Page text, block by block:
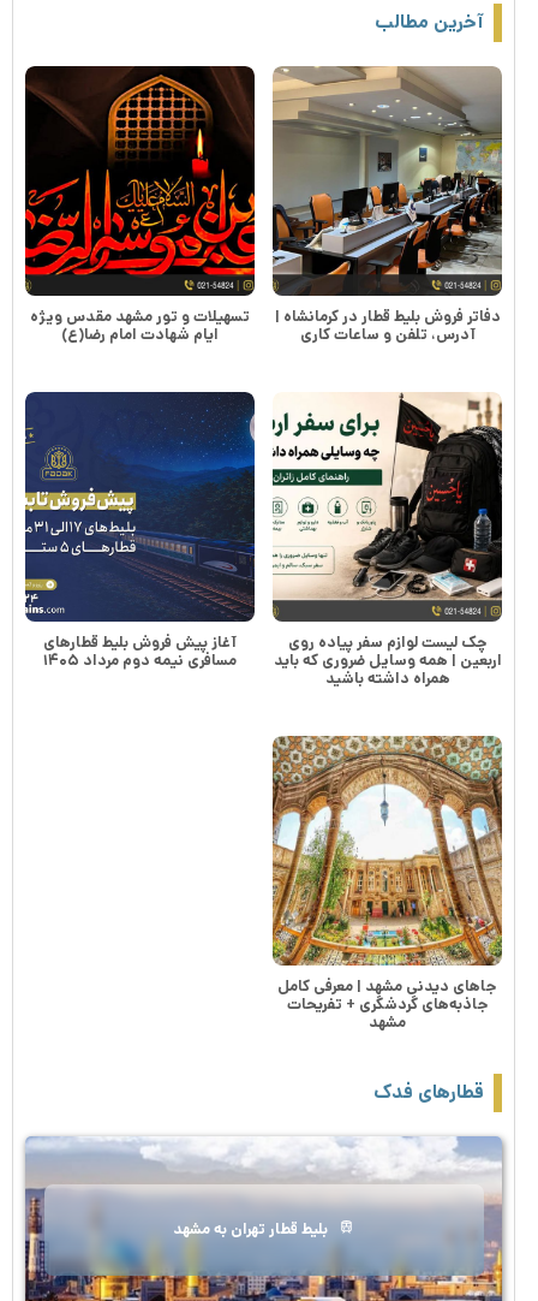
آخرین مطالب
دفاتر فروش بلیط قطار در کرمانشاه |
آدرس، تلفن و ساعات کاری
تسهیلات و تور مشهد مقدس ویژه
ایام شهادت امام رضا(ع)
چک لیست لوازم سفر پیاده روی
اربعین | همه وسایل ضروری که باید
همراه داشته باشید
آغاز پیش فروش بلیط قطارهای
مسافری نیمه دوم مرداد ۱۴۰۵
جاهای دیدنی مشهد | معرفی کامل
جاذبه‌های گردشگری + تفریحات
مشهد
قطارهای فدک
بلیط قطار تهران به مشهد